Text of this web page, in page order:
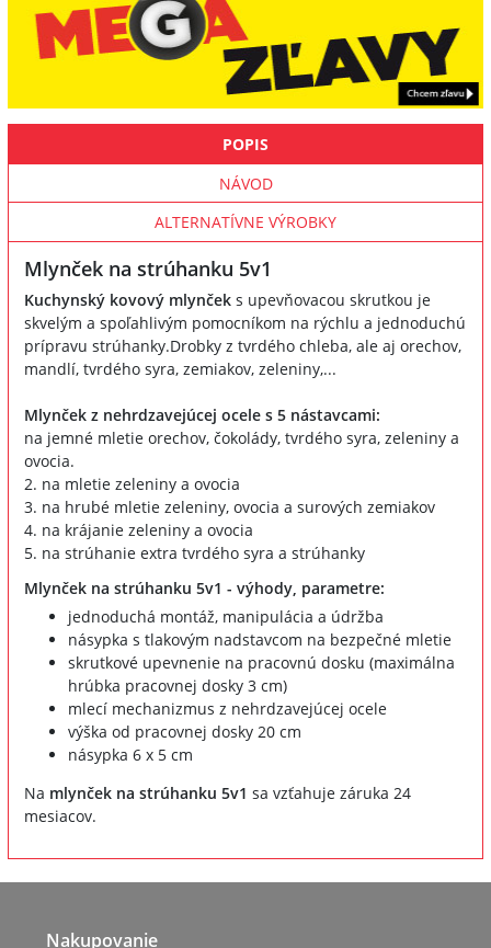
POPIS
NÁVOD
ALTERNATÍVNE VÝROBKY
Mlynček na strúhanku 5v1
Kuchynský kovový mlynček s upevňovacou skrutkou je
skvelým a spoľahlivým pomocníkom na rýchlu a jednoduchú
prípravu strúhanky.Drobky z tvrdého chleba, ale aj orechov,
mandlí, tvrdého syra, zemiakov, zeleniny,...
Mlynček z nehrdzavejúcej ocele s 5 nástavcami:
na jemné mletie orechov, čokolády, tvrdého syra, zeleniny a
ovocia.
2. na mletie zeleniny a ovocia
3. na hrubé mletie zeleniny, ovocia a surových zemiakov
4. na krájanie zeleniny a ovocia
5. na strúhanie extra tvrdého syra a strúhanky
Mlynček na strúhanku 5v1 - výhody, parametre:
jednoduchá montáž, manipulácia a údržba
násypka s tlakovým nadstavcom na bezpečné mletie
skrutkové upevnenie na pracovnú dosku (maximálna
hrúbka pracovnej dosky 3 cm)
mlecí mechanizmus z nehrdzavejúcej ocele
výška od pracovnej dosky 20 cm
násypka 6 x 5 cm
Na mlynček na strúhanku 5v1 sa vzťahuje záruka 24
mesiacov.
Nakupovanie